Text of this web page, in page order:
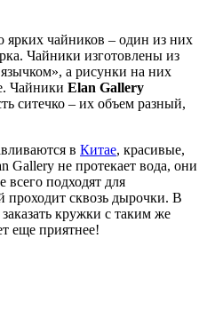
ярких чайников – один из них
Чайники изготовлены из
а рисунки на них
Чайники Elan Gallery
ситечко – их объем разный,
в Китае, красивые,
Gallery не протекает вода, они
всего подходят для
проходит сквозь дырочки. В
кружки с таким же
еще приятнее!